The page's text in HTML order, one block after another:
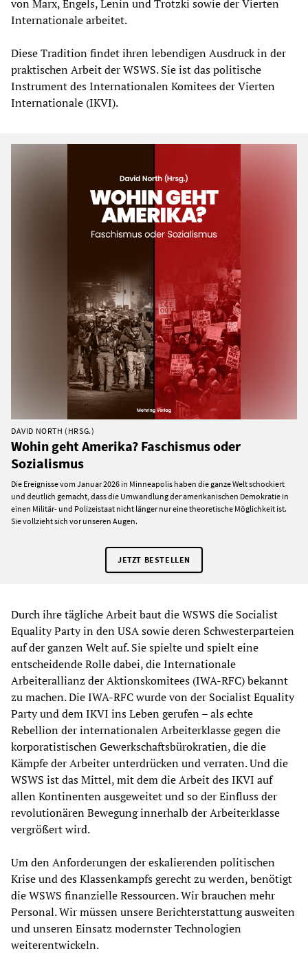
von Marx, Engels, Lenin und Trotzki sowie der Vierten
Internationale arbeitet.
Diese Tradition findet ihren lebendigen Ausdruck in der
praktischen Arbeit der WSWS. Sie ist das politische
Instrument des Internationalen Komitees der Vierten
Internationale (IKVI).
DAVID NORTH (HRSG.)
Wohin geht Amerika? Faschismus oder
Sozialismus
Die Ereignisse vom Januar 2026 in Minneapolis haben die ganze Welt schockiert
und deutlich gemacht, dass die Umwandlung der amerikanischen Demokratie in
einen Militär- und Polizeistaat nicht länger nur eine theoretische Möglichkeit ist.
Sie vollzieht sich vor unseren Augen.
JETZT BESTELLEN
Durch ihre tägliche Arbeit baut die WSWS die Socialist
Equality Party in den USA sowie deren Schwesterparteien
auf der ganzen Welt auf. Sie spielte und spielt eine
entscheidende Rolle dabei, die Internationale
Arbeiterallianz der Aktionskomitees (IWA-RFC) bekannt
zu machen. Die IWA-RFC wurde von der Socialist Equality
Party und dem IKVI ins Leben gerufen – als echte
Rebellion der internationalen Arbeiterklasse gegen die
korporatistischen Gewerkschaftsbürokratien, die die
Kämpfe der Arbeiter unterdrücken und verraten. Und die
WSWS ist das Mittel, mit dem die Arbeit des IKVI auf
allen Kontinenten ausgeweitet und so der Einfluss der
revolutionären Bewegung innerhalb der Arbeiterklasse
vergrößert wird.
Um den Anforderungen der eskalierenden politischen
Krise und des Klassenkampfs gerecht zu werden, benötigt
die WSWS finanzielle Ressourcen. Wir brauchen mehr
Personal. Wir müssen unsere Berichterstattung ausweiten
und unseren Einsatz modernster Technologien
weiterentwickeln.